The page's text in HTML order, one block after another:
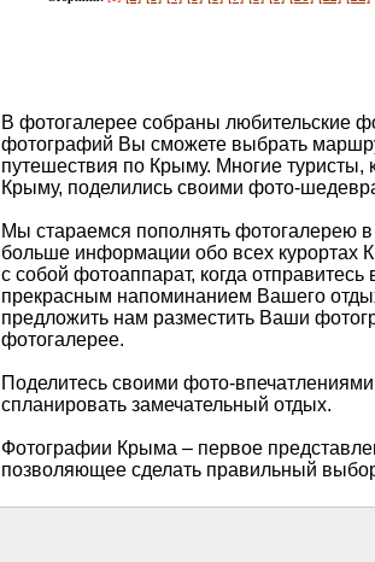
В фотогалерее собраны любительские
фотографий Вы сможете выбрать
путешествия по Крыму. Многие туристы,
Крыму, поделились своими фото-
Мы стараемся пополнять фотогалерею
больше информации обо всех курортах
с собой фотоаппарат, когда
прекрасным напоминанием Вашего
предложить нам разместить Ваши
фотогалерее.
Поделитесь своими фото-
спланировать замечательный отдых.
Фотографии Крыма – первое
позволяющее сделать правильный